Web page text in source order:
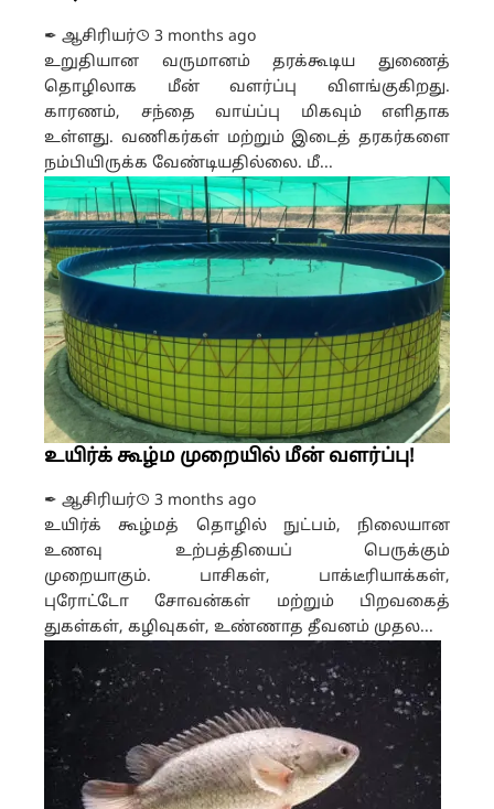
✒ ஆசிரியர்
3 months ago
உறுதியான வருமானம் தரக்கூடிய துணைத்
தொழிலாக மீன் வளர்ப்பு விளங்குகிறது.
காரணம், சந்தை வாய்ப்பு மிகவும் எளிதாக
உள்ளது. வணிகர்கள் மற்றும் இடைத் தரகர்களை
நம்பியிருக்க வேண்டியதில்லை. மீ...
உயிர்க் கூழ்ம முறையில் மீன் வளர்ப்பு!
✒ ஆசிரியர்
3 months ago
உயிர்க் கூழ்மத் தொழில் நுட்பம், நிலையான
உணவு உற்பத்தியைப் பெருக்கும்
முறையாகும். பாசிகள், பாக்டீரியாக்கள்,
புரோட்டோ சோவன்கள் மற்றும் பிறவகைத்
துகள்கள், கழிவுகள், உண்ணாத தீவனம் முதல...